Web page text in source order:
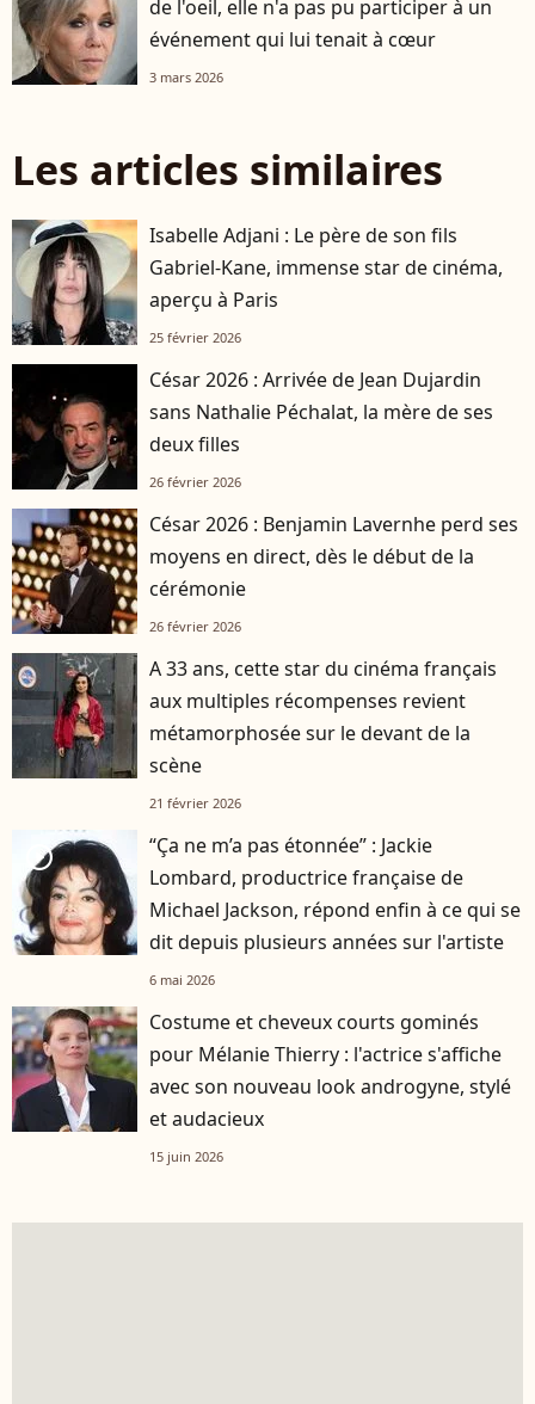
de l'oeil, elle n'a pas pu participer à un
événement qui lui tenait à cœur
3 mars 2026
Les articles similaires
Isabelle Adjani : Le père de son fils
Gabriel-Kane, immense star de cinéma,
aperçu à Paris
25 février 2026
César 2026 : Arrivée de Jean Dujardin
sans Nathalie Péchalat, la mère de ses
deux filles
26 février 2026
César 2026 : Benjamin Lavernhe perd ses
moyens en direct, dès le début de la
cérémonie
26 février 2026
A 33 ans, cette star du cinéma français
aux multiples récompenses revient
métamorphosée sur le devant de la
scène
21 février 2026
player2
“Ça ne m’a pas étonnée” : Jackie
Lombard, productrice française de
Michael Jackson, répond enfin à ce qui se
dit depuis plusieurs années sur l'artiste
6 mai 2026
Costume et cheveux courts gominés
pour Mélanie Thierry : l'actrice s'affiche
avec son nouveau look androgyne, stylé
et audacieux
15 juin 2026